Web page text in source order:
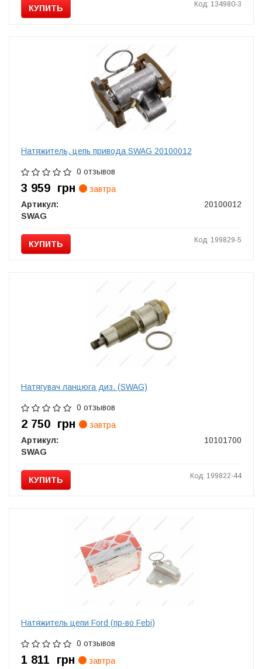
КУПИТЬ Код: 134980-3
Натяжитель, цепь привода SWAG 20100012
0 отзывов
3 959 грн
завтра
Артикул:
20100012
SWAG
КУПИТЬ Код: 199829-5
Натягувач ланцюга диз. (SWAG)
0 отзывов
2 750 грн
завтра
Артикул:
10101700
SWAG
КУПИТЬ Код: 199822-44
Натяжитель цепи Ford (пр-во Febi)
0 отзывов
1 811 грн
завтра